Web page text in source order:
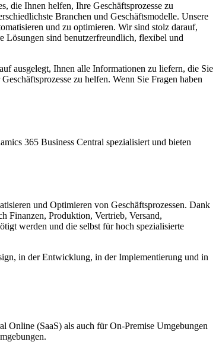
die Ihnen helfen, Ihre Geschäftsprozesse zu
Branchen und Geschäftsmodelle. Unsere
und zu optimieren. Wir sind stolz darauf,
Lösungen sind benutzerfreundlich, flexibel und
ausgelegt, Ihnen alle Informationen zu liefern, die Sie
zu helfen. Wenn Sie Fragen haben
365 Business Central spezialisiert und bieten
und Optimieren von Geschäftsprozessen. Dank
Finanzen, Produktion, Vertrieb, Versand,
werden und die selbst für hoch spezialisierte
in der Entwicklung, in der Implementierung und in
Online (SaaS) als auch für On-Premise Umgebungen